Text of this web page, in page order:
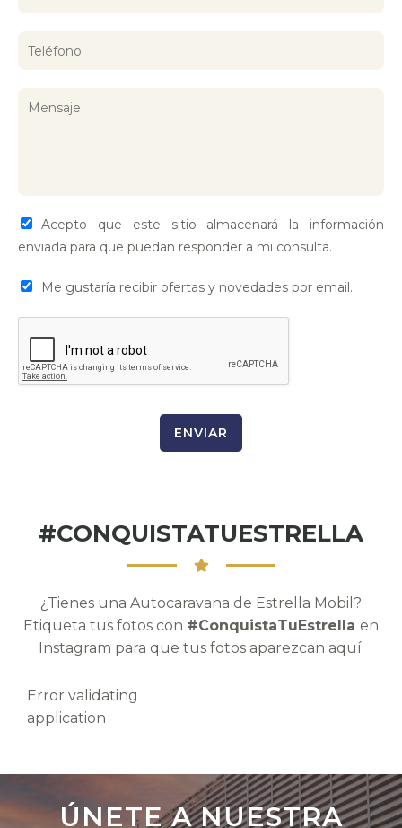
Acepto que este sitio almacenará la información
enviada para que puedan responder a mi consulta.
Me gustaría recibir ofertas y novedades por email.
ENVIAR
#CONQUISTATUESTRELLA
¿Tienes una Autocaravana de Estrella Mobil?
Etiqueta tus fotos con #ConquistaTuEstrella en
Instagram para que tus fotos aparezcan aquí.
Error validating
application
ÚNETE A NUESTRA